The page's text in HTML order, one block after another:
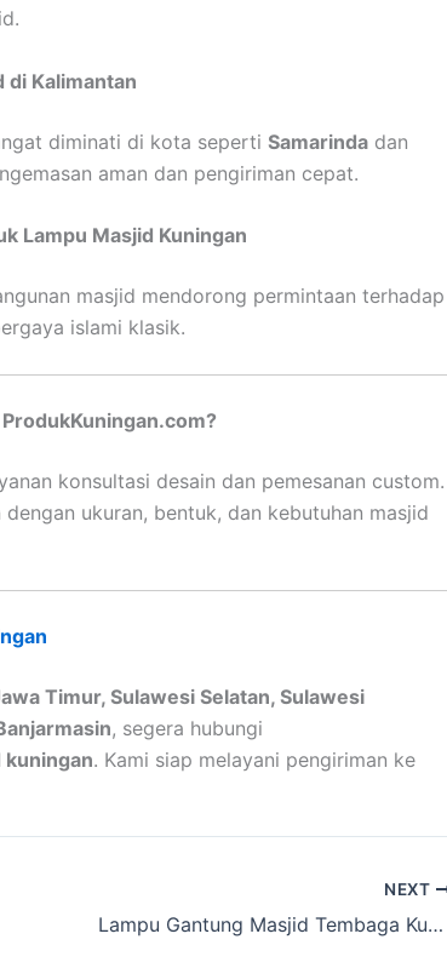
di Kalimantan
diminati di kota seperti Samarinda dan
aman dan pengiriman cepat.
Lampu Masjid Kuningan
masjid mendorong permintaan terhadap
islami klasik.
konsultasi desain dan pemesanan custom.
ukuran, bentuk, dan kebutuhan masjid
Timur, Sulawesi Selatan, Sulawesi
, segera hubungi
kuningan. Kami siap melayani pengiriman ke
NEXT
Lampu Gantung Masjid Tembaga Kuningan